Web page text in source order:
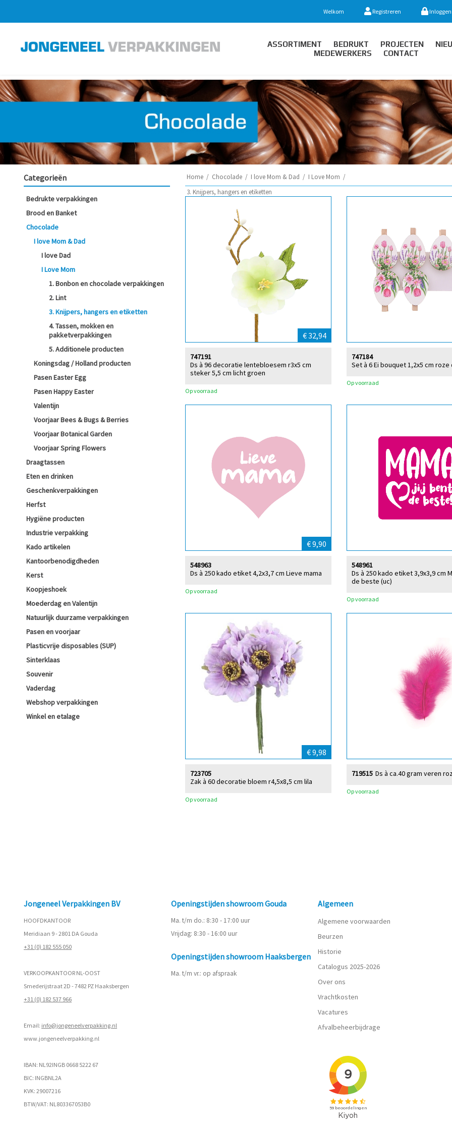
Welkom Registreren Inloggen
ASSORTIMENT BEDRUKT PROJECTEN
MEDEWERKERS
CONTACT
Categorieën
Bedrukte verpakkingen
Brood en Banket
Chocolade
I love Mom & Dad
I love Dad
I Love Mom
1. Bonbon en chocolade verpakkingen
2. Lint
3. Knijpers, hangers en etiketten
4. Tassen, mokken en
pakketverpakkingen
5. Additionele producten
Koningsdag / Holland producten
Pasen Easter Egg
Pasen Happy Easter
Valentijn
Voorjaar Bees & Bugs & Berries
Voorjaar Botanical Garden
Voorjaar Spring Flowers
Draagtassen
Eten en drinken
Geschenkverpakkingen
Herfst
Hygiëne producten
Industrie verpakking
Kado artikelen
Kantoorbenodigdheden
Kerst
Koopjeshoek
Moederdag en Valentijn
Natuurlijk duurzame verpakkingen
Pasen en voorjaar
Plasticvrije disposables (SUP)
Sinterklaas
Souvenir
Vaderdag
Webshop verpakkingen
Winkel en etalage
Home / Chocolade / I love Mom & Dad / I Love Mom /
3. Knijpers, hangers en etiketten
€ 32,94
Ds à 96 decoratie lentebloesem r3x5 cm
steker 5,5 cm licht groen
747191
Op voorraad
Set à 6 Ei bouquet 1,2x5 cm
747184
Op voorraad
€ 9,90
Ds à 250 kado etiket 4,2x3,7 cm Lieve mama
548963
Op voorraad
Ds à 250 kado etiket 3,9x3,9 cm
de beste (uc)
548961
Op voorraad
€ 9,98
Zak à 60 decoratie bloem r4,5x8,5 cm lila
723705
Op voorraad
Ds à ca.40 gram veren
719515
Op voorraad
Jongeneel Verpakkingen BV
HOOFDKANTOOR
Meridiaan 9 - 2801 DA Gouda
+31 (0) 182 555 050
VERKOOPKANTOOR NL-OOST
Smederijstraat 2D - 7482 PZ Haaksbergen
+31 (0) 182 537 966
Email: info@jongeneelverpakking.nl
www.jongeneelverpakking.nl
IBAN: NL92INGB 0668 5222 67
BIC: INGBNL2A
KVK: 29007216
BTW/VAT: NL803367053B0
Openingstijden showroom Gouda
Ma. t/m do.: 8:30 - 17:00 uur
Vrijdag: 8:30 - 16:00 uur
Openingstijden showroom Haaksbergen
Ma. t/m vr.: op afspraak
Algemeen
Algemene voorwaarden
Beurzen
Historie
Catalogus 2025-2026
Over ons
Vrachtkosten
Vacatures
Afvalbeheerbijdrage